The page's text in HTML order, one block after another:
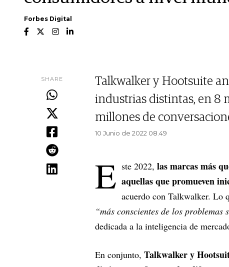
Forbes Digital
SHARE
Talkwalker y Hootsuite
industrias distintas, en 8
millones de
10 Junio de 2022 08.49
E ste 2022, las marcas más
aquellas que promueven
acuerdo con Talkwalker. Lo
“más conscientes de los
dedicada a la inteligencia de
En conjunto, Talkwalker y